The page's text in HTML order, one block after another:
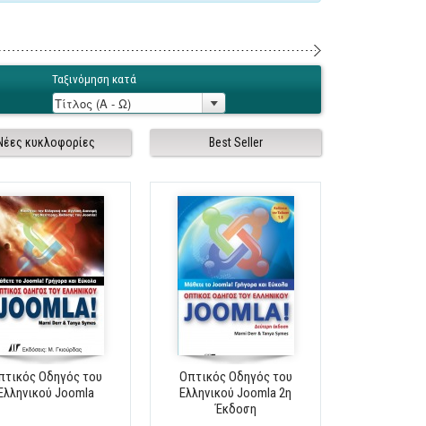
Ταξινόμηση κατά
κυκλοφορίες Best Seller
Οδηγός του
Ελληνικού Joomla
Οπτικός Οδηγός του
Ελληνικού Joomla 2η
Έκδοση